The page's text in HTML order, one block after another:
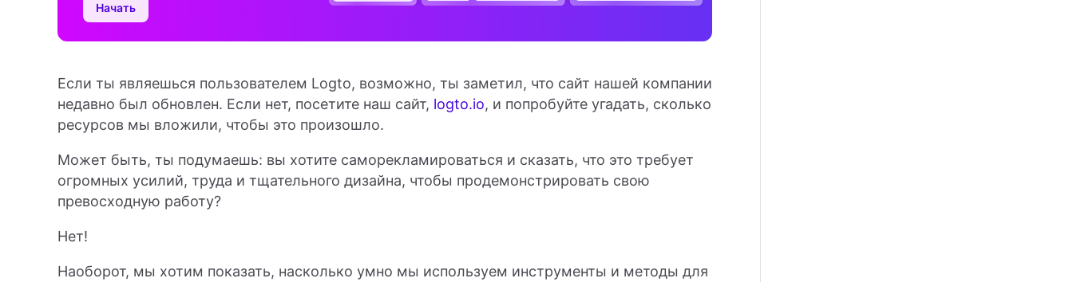
Начать
Если ты являешься пользователем Logto, возможно, ты заметил, что сайт нашей компании
недавно был обновлен. Если нет, посетите наш сайт, logto.io, и попробуйте угадать, сколько
ресурсов мы вложили, чтобы это произошло.
Может быть, ты подумаешь: вы хотите саморекламироваться и сказать, что это требует
огромных усилий, труда и тщательного дизайна, чтобы продемонстрировать свою
превосходную работу?
Нет!
Наоборот, мы хотим показать, насколько умно мы используем инструменты и методы для